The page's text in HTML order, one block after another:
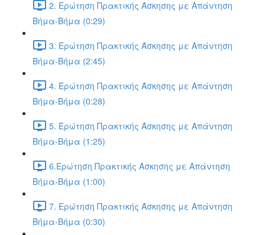
2. Ερώτηση Πρακτικής Άσκησης με Απάντηση
Βήμα-Βήμα (0:29)
3. Ερώτηση Πρακτικής Άσκησης με Απάντηση
Βήμα-Βήμα (2:45)
4. Ερώτηση Πρακτικής Άσκησης με Απάντηση
Βήμα-Βήμα (0:28)
5. Ερώτηση Πρακτικής Άσκησης με Απάντηση
Βήμα-Βήμα (1:25)
6.Ερώτηση Πρακτικής Άσκησης με Απάντηση
Βήμα-Βήμα (1:00)
7. Ερώτηση Πρακτικής Άσκησης με Απάντηση
Βήμα-Βήμα (0:30)